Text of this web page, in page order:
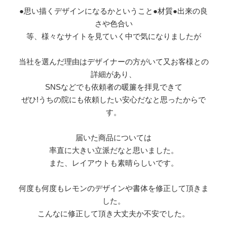
●思い描くデザインになるかということ●材質●出来の良
さや色合い
等、様々なサイトを見ていく中で気になりましたが
当社を選んだ理由はデザイナーの方がいて又お客様との
詳細があり、
SNSなどでも依頼者の暖簾を拝見できて
ぜひ!うちの院にも依頼したい安心だなと思ったからで
す。
届いた商品については
率直に大きい立派だなと思いました。
また、レイアウトも素晴らしいです。
何度も何度もレモンのデザインや書体を修正して頂きま
した。
こんなに修正して頂き大丈夫か不安でした。